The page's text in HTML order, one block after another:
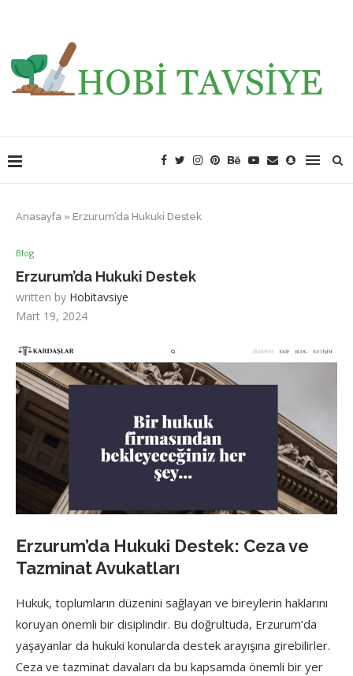
Anasayfa » Erzurum’da Hukuki Destek
Blog
Erzurum’da Hukuki Destek
written by Hobitavsiye
Mart 19, 2024
Erzurum’da Hukuki Destek: Ceza ve
Tazminat Avukatları
Hukuk, toplumların düzenini sağlayan ve bireylerin haklarını
koruyan önemli bir disiplindir. Bu doğrultuda, Erzurum’da
yaşayanlar da hukuki konularda destek arayışına girebilirler.
Ceza ve tazminat davaları da bu kapsamda önemli bir yer